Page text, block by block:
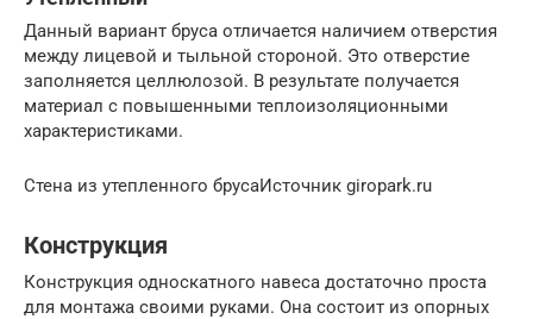
Данный вариант бруса отличается наличием отверстия
между лицевой и тыльной стороной. Это отверстие
заполняется целлюлозой. В результате получается
материал с повышенными теплоизоляционными
характеристиками.
Стена из утепленного брусаИсточник giropark.ru
Конструкция
Конструкция односкатного навеса достаточно проста
для монтажа своими руками. Она состоит из опорных